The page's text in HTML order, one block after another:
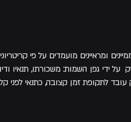
ומראיינים מועמדים על פי
ידי גפן השמות: משכורתו, תנאיו
עובד לתקופת זמן קצובה, כתנאי לפני